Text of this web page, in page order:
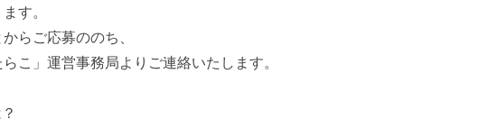
す。
らご応募ののち、
らこ」運営事務局よりご連絡いたします。